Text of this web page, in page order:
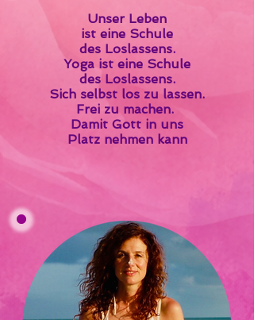
Unser Leben
ist eine Schule
des Loslassens.
Yoga ist eine Schule
des Loslassens.
Sich selbst los zu lassen.
Frei zu machen.
Damit Gott in uns
Platz nehmen kann